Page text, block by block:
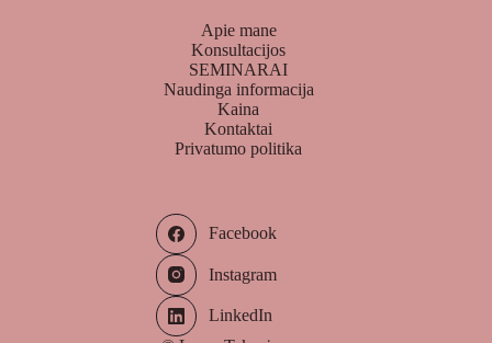
Apie mane
Konsultacijos
SEMINARAI
Naudinga informacija
Kaina
Kontaktai
Privatumo politika
Facebook
Instagram
LinkedIn